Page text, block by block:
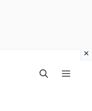
Menu